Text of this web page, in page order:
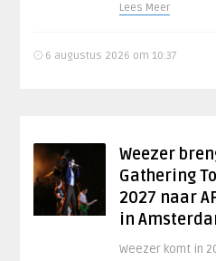
Lees Meer
6 augustus 2026 om 10:37
Weezer
Gathering
2027 naar
in
Weezer komt in